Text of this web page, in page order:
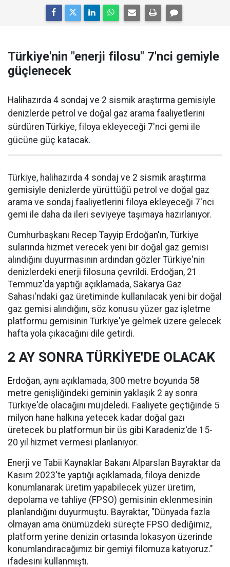
Türkiye'nin "enerji filosu" 7'nci gemiyle
güçlenecek
Halihazırda 4 sondaj ve 2 sismik araştırma gemisiyle
denizlerde petrol ve doğal gaz arama faaliyetlerini
sürdüren Türkiye, filoya ekleyeceği 7'nci gemi ile
gücüne güç katacak.
Türkiye, halihazırda 4 sondaj ve 2 sismik araştırma
gemisiyle denizlerde yürüttüğü petrol ve doğal gaz
arama ve sondaj faaliyetlerini filoya ekleyeceği 7'nci
gemi ile daha da ileri seviyeye taşımaya hazırlanıyor.
Cumhurbaşkanı Recep Tayyip Erdoğan'ın, Türkiye
sularında hizmet verecek yeni bir doğal gaz gemisi
alındığını duyurmasının ardından gözler Türkiye'nin
denizlerdeki enerji filosuna çevrildi. Erdoğan, 21
Temmuz'da yaptığı açıklamada, Sakarya Gaz
Sahası'ndaki gaz üretiminde kullanılacak yeni bir doğal
gaz gemisi alındığını, söz konusu yüzer gaz işletme
platformu gemisinin Türkiye'ye gelmek üzere gelecek
hafta yola çıkacağını dile getirdi.
2 AY SONRA TÜRKİYE'DE OLACAK
Erdoğan, aynı açıklamada, 300 metre boyunda 58
metre genişliğindeki geminin yaklaşık 2 ay sonra
Türkiye'de olacağını müjdeledi. Faaliyete geçtiğinde 5
milyon hane halkına yetecek kadar doğal gazı
üretecek bu platformun bir üs gibi Karadeniz'de 15-
20 yıl hizmet vermesi planlanıyor.
Enerji ve Tabii Kaynaklar Bakanı Alparslan Bayraktar da
Kasım 2023'te yaptığı açıklamada, filoya denizde
konumlanarak üretim yapabilecek yüzer üretim,
depolama ve tahliye (FPSO) gemisinin eklenmesinin
planlandığını duyurmuştu. Bayraktar, "Dünyada fazla
olmayan ama önümüzdeki süreçte FPSO dediğimiz,
platform yerine denizin ortasında lokasyon üzerinde
konumlandıracağımız bir gemiyi filomuza katıyoruz."
ifadesini kullanmıştı.